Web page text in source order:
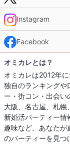
Instagram
Facebook
オミカレとは？
オミカレは2012年
独自のランキングや
ー・街コン・出会い
大阪、名古屋、札
新婚活パーティー情
趣味など、あなたが
のパーティーを見つ